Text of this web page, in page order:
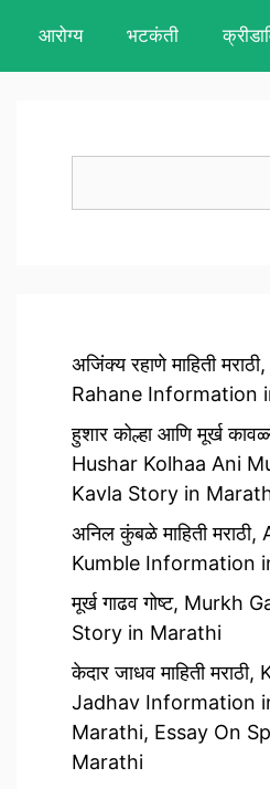
आरोग्य भटकंती
अजिंक्य रहाणे माहिती
Rahane Information
हुशार कोल्हा आणि मूर्ख
Hushar Kolhaa Ani
Kavla Story in
अनिल कुंबळे माहिती मराठी,
Kumble Information
मूर्ख गाढव गोष्ट, Murkh
Story in Marathi
केदार जाधव माहिती मराठी,
Jadhav Information
Marathi, Essay On
Marathi